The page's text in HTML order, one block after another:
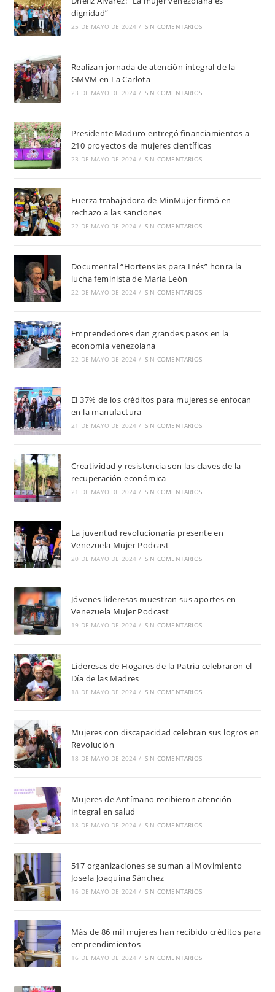
dignidad”
25 DE MAYO DE 2024 / SIN COMENTARIOS
Realizan jornada de atención integral de la
GMVM en La Carlota
23 DE MAYO DE 2024 / SIN COMENTARIOS
Presidente Maduro entregó financiamientos a
210 proyectos de mujeres científicas
23 DE MAYO DE 2024 / SIN COMENTARIOS
Fuerza trabajadora de MinMujer firmó en
rechazo a las sanciones
22 DE MAYO DE 2024 / SIN COMENTARIOS
Documental “Hortensias para Inés” honra la
lucha feminista de María León
22 DE MAYO DE 2024 / SIN COMENTARIOS
Emprendedores dan grandes pasos en la
economía venezolana
22 DE MAYO DE 2024 / SIN COMENTARIOS
El 37% de los créditos para mujeres se enfocan
en la manufactura
21 DE MAYO DE 2024 / SIN COMENTARIOS
Creatividad y resistencia son las claves de la
recuperación económica
21 DE MAYO DE 2024 / SIN COMENTARIOS
La juventud revolucionaria presente en
Venezuela Mujer Podcast
20 DE MAYO DE 2024 / SIN COMENTARIOS
Jóvenes lideresas muestran sus aportes en
Venezuela Mujer Podcast
19 DE MAYO DE 2024 / SIN COMENTARIOS
Lideresas de Hogares de la Patria celebraron el
Día de las Madres
18 DE MAYO DE 2024 / SIN COMENTARIOS
Mujeres con discapacidad celebran sus logros en
Revolución
18 DE MAYO DE 2024 / SIN COMENTARIOS
Mujeres de Antímano recibieron atención
integral en salud
18 DE MAYO DE 2024 / SIN COMENTARIOS
517 organizaciones se suman al Movimiento
Josefa Joaquina Sánchez
16 DE MAYO DE 2024 / SIN COMENTARIOS
Más de 86 mil mujeres han recibido créditos para
emprendimientos
16 DE MAYO DE 2024 / SIN COMENTARIOS